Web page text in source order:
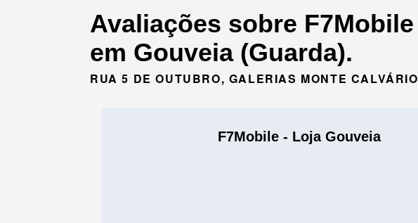
Avaliações sobre
em Gouveia (Guarda).
RUA 5 DE OUTUBRO, GALERIAS MONTE
F7Mobile - Loja Gouveia